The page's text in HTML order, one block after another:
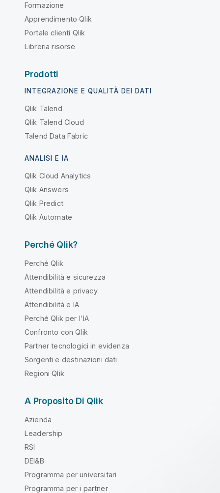
Formazione
Apprendimento Qlik
Portale clienti Qlik
Libreria risorse
Prodotti
INTEGRAZIONE E QUALITÀ DEI DATI
Qlik Talend
Qlik Talend Cloud
Talend Data Fabric
ANALISI E IA
Qlik Cloud Analytics
Qlik Answers
Qlik Predict
Qlik Automate
Perché Qlik?
Perché Qlik
Attendibilità e sicurezza
Attendibilità e privacy
Attendibilità e IA
Perché Qlik per l'IA
Confronto con Qlik
Partner tecnologici in evidenza
Sorgenti e destinazioni dati
Regioni Qlik
A Proposito Di Qlik
Azienda
Leadership
RSI
DEI&B
Programma per universitari
Programma per i partner